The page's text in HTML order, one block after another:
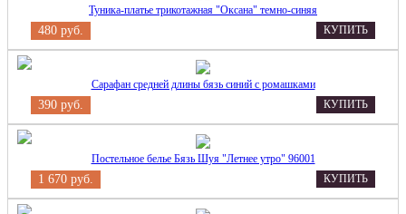
Туника-платье трикотажная "Оксана" темно-синяя
480 руб. КУПИТЬ
Сарафан средней длины бязь синий с ромашками
390 руб. КУПИТЬ
Постельное белье Бязь Шуя "Летнее утро" 96001
1 670 руб. КУПИТЬ